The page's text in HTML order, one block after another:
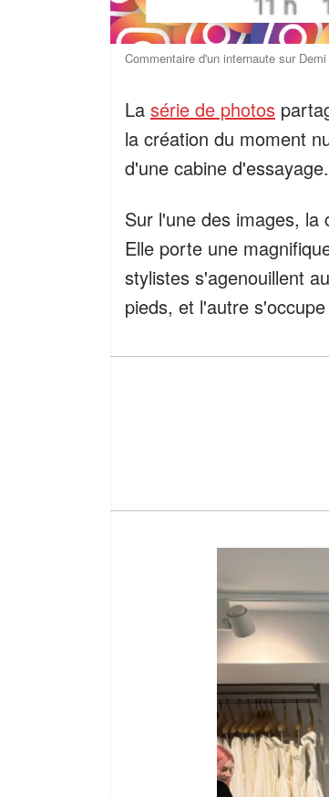
Commentaire d'un internaute sur
La série de photos
la création du moment
d'une cabine d'essayage.
Sur l'une des images,
Elle porte une
stylistes s'agenouillent
pieds, et l'autre